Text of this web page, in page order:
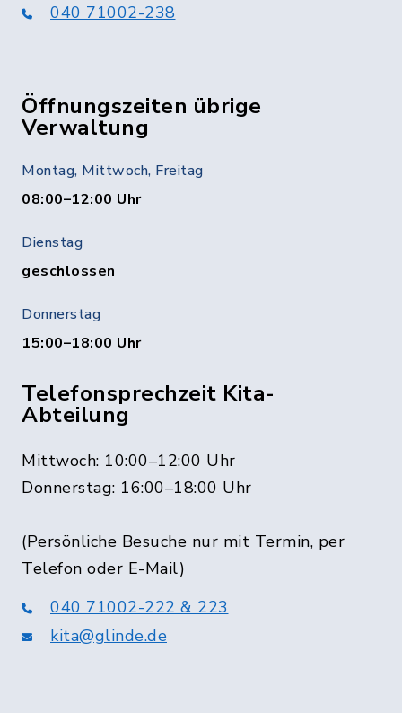
040 71002-238
Öffnungszeiten übrige
Verwaltung
Montag, Mittwoch, Freitag
08:00–12:00 Uhr
Dienstag
geschlossen
Donnerstag
15:00–18:00 Uhr
Telefonsprechzeit Kita-
Abteilung
Mittwoch: 10:00–12:00 Uhr
Donnerstag: 16:00–18:00 Uhr
(Persönliche Besuche nur mit Termin, per
Telefon oder E-Mail)
040 71002-222 & 223
kita@glinde.de